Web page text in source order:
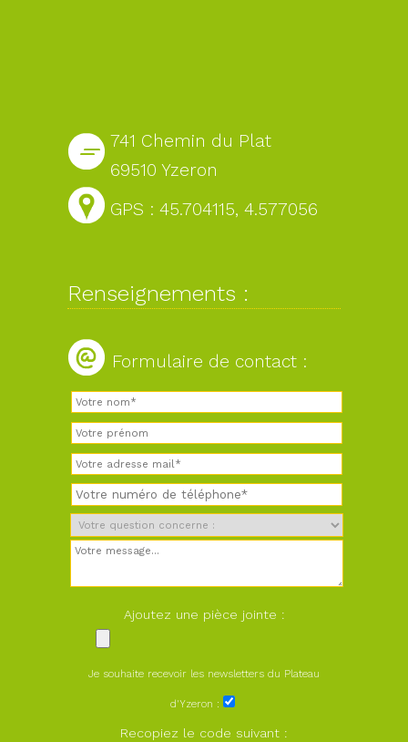
741 Chemin du Plat
69510 Yzeron
GPS : 45.704115, 4.577056
Renseignements :
Formulaire de contact :
Ajoutez une pièce jointe :
Je souhaite recevoir les newsletters du Plateau
d'Yzeron :
Recopiez le code suivant :